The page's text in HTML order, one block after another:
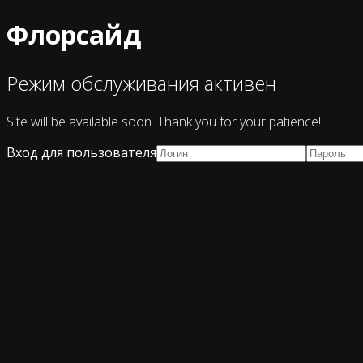
Флорсайд
Режим обслуживания активен
Site will be available soon. Thank you for your patience!
Вход для пользователя